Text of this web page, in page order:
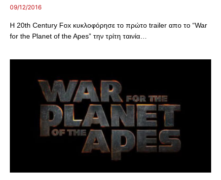
09/12/2016
Η 20th Century Fox κυκλοφόρησε το πρώτο trailer απο το “War
for the Planet of the Apes” την τρίτη ταινία…